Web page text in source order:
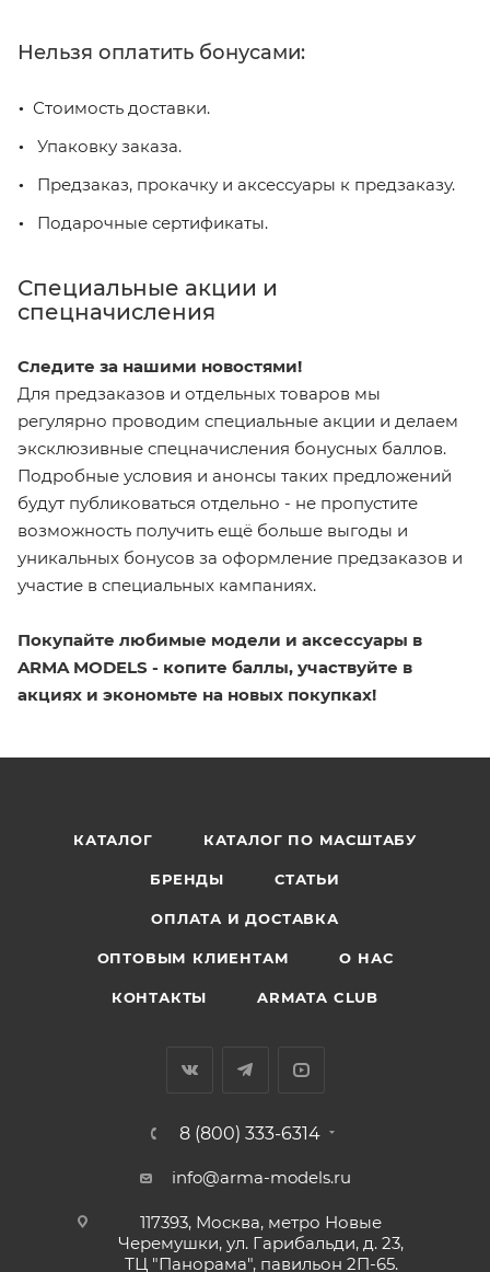
Нельзя оплатить бонусами:
Стоимость доставки.
Упаковку заказа.
Предзаказ, прокачку и аксессуары к предзаказу.
Подарочные сертификаты.
Специальные акции и
спецначисления
Следите за нашими новостями!
Для предзаказов и отдельных товаров мы
регулярно проводим специальные акции и делаем
эксклюзивные спецначисления бонусных баллов.
Подробные условия и анонсы таких предложений
будут публиковаться отдельно - не пропустите
возможность получить ещё больше выгоды и
уникальных бонусов за оформление предзаказов и
участие в специальных кампаниях.
Покупайте любимые модели и аксессуары в
ARMA MODELS - копите баллы, участвуйте в
акциях и экономьте на новых покупках!
КАТАЛОГ КАТАЛОГ ПО МАСШТАБУ
БРЕНДЫ СТАТЬИ
ОПЛАТА И ДОСТАВКА
ОПТОВЫМ КЛИЕНТАМ О НАС
КОНТАКТЫ ARMATA CLUB
8 (800) 333-6314
info@arma-models.ru
117393, Москва, метро Новые
Черемушки, ул. Гарибальди, д. 23,
ТЦ "Панорама", павильон 2П-65.